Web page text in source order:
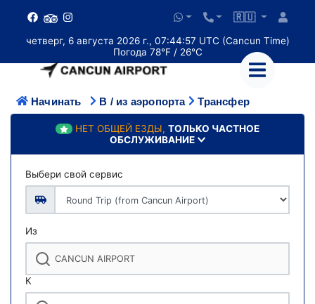
🇷🇺
четверг, 6 августа 2026 г., 07:44:57 UTC (Cancun Time)
Погода 78°F / 26°C
Начинать В / из аэропорта Трансфер
НЕТ ОБЩЕЙ ЕЗДЫ, ТОЛЬКО ЧАСТНОЕ
ОБСЛУЖИВАНИЕ
Выбери свой сервис
Из
К